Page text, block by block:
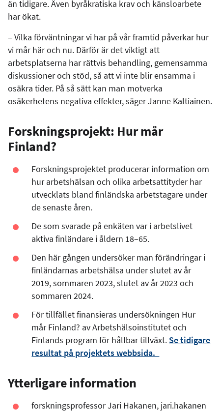
än tidigare. Även byråkratiska krav och känsloarbete
har ökat.​
– Vilka förväntningar vi har på vår framtid påverkar hur
vi mår här och nu. Därför är det viktigt att
arbetsplatserna har rättvis behandling, gemensamma
diskussioner och stöd, så att vi inte blir ensamma i
osäkra tider. På så sätt kan man motverka
osäkerhetens negativa effekter, säger Janne Kaltiainen.
Forskningsprojekt: Hur mår
Finland?
Forskningsprojektet producerar information om
hur arbetshälsan och olika arbetsattityder har
utvecklats bland finländska arbetstagare under
de senaste åren.
De som svarade på enkäten var i arbetslivet
aktiva finländare i åldern 18–65.
Den här gången undersöker man förändringar i
finländarnas arbetshälsa under slutet av år
2019, sommaren 2023, slutet av år 2023 och
sommaren 2024.
För tillfället finansieras undersökningen Hur
mår Finland? av Arbetshälsoinstitutet och
Finlands program för hållbar tillväxt. Se tidigare
resultat på projektets webbsida.
Ytterligare information
forskningsprofessor Jari Hakanen, jari.hakanen